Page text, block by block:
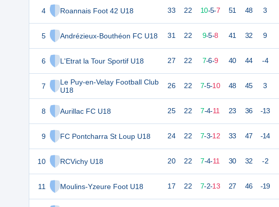
4 Roannais Foot 42 U18
5 Andrézieux-Bouthéon FC U18
6 L'Etrat la Tour Sportif U18
7
Le Puy-en-Velay Football Club
U18
8 Aurillac FC U18
9 FC Pontcharra St Loup U18
10 RCVichy U18
11 Moulins-Yzeure Foot U18
33 22 10-5-7 51 48 3
31 22 9-5-8 41 32 9
27 22 7-6-9 40 44 -4
26 22 7-5-10 48 45 3
25 22 7-4-11 23 36 -13
24 22 7-3-12 33 47 -14
20 22 7-4-11 30 32 -2
17 22 7-2-13 27 46 -19